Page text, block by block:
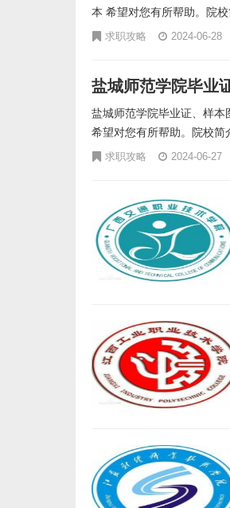
本 希望对您有所帮助。院校
求职攻略 2024-06-28
盐城师范学院毕业
盐城师范学院毕业证、样
希望对您有所帮助。院校简
求职攻略 2024-06-27